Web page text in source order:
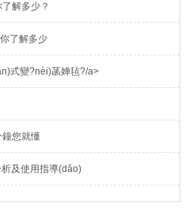
解多少？
了解多少
式變?nèi)菡婵毡?/a>
鐘您就懂
及使用指導(dǎo)